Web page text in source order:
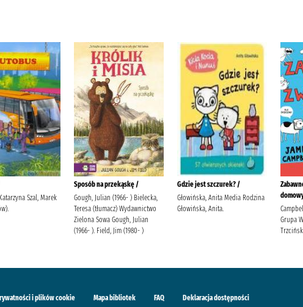
Szal, Marek
Sposób na przekąskę /
Gough, Julian (1966- ) Bielecka,
Teresa (tłumacz) Wydawnictwo
Zielona Sowa Gough, Julian
(1966- ). Field, Jim (1980- )
Gdzie jest szczurek? /
Głowińska, Anita Media Rodzina
Głowińska, Anita.
Grupa
i plików cookie Mapa bibliotek FAQ Deklaracja dostępności